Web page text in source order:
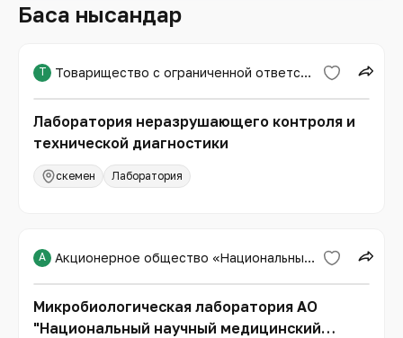
Басқа нысандар
Т Товарищество с ограниченной ответственностью «Expert PRO»
Лаборатория неразрушающего контроля и
технической диагностики
Өскемен Лаборатория
А Акционерное общество «Национальный научный медицинский центр»
Микробиологическая лаборатория АО
"Национальный научный медицинский